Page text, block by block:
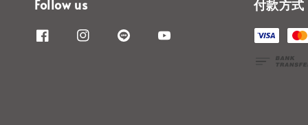
Follow us 付款方式